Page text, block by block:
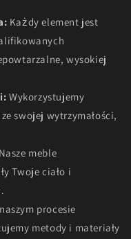
Każdy element jest
wysokiej
Wykorzystujemy
swojej wytrzymałości,
Nasze meble
Twoje ciało i
procesie
metody i materiały